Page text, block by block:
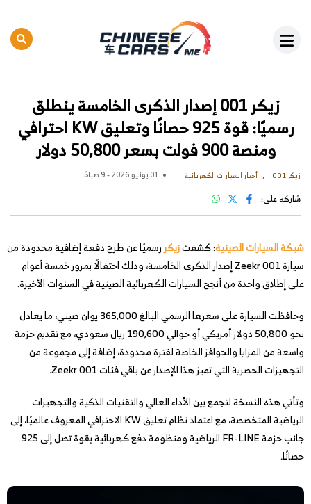
زيكر 001 إصدار الذكرى الخامسة ينطلق
رسميًا: قوة 925 حصانًا وتعليق KW احترافي
ومنصة 900 فولت بسعر 50,800 دولار
زيكر 001 أخبار السيارات الكهربائية 01 يونيو 2026 - 9 صباحًا
شاركه على:
شبكة السيارات الصينية: كشفتزيكر رسميًا عن طرح دفعة إضافية محدودة من
سيارة Zeekr 001 إصدار الذكرى الخامسة، وذلك احتفالًا بمرور خمسة أعوام
على إطلاق واحدة من أنجح السيارات الكهربائية الصينية في السنوات الأخيرة.
وحافظت السيارة على سعرها الرسمي البالغ 365,000 يوان صيني، ما يعادل
نحو 50,800 دولار أمريكي أو حوالي 190,600 ريال سعودي، مع تقديم حزمة
واسعة من المزايا والحوافز الخاصة لفترة محدودة، إضافة إلى مجموعة من
التجهيزات الحصرية التي تميز هذا الإصدار عن باقي فئات Zeekr 001.
وتأتي هذه النسخة لتجمع بين الأداء العالي والتقنيات الذكية والتجهيزات
الرياضية المتخصصة، مع اعتماد نظام تعليق KW الاحترافي المعروف عالميًا، إلى
جانب حزمة FR-LINE الرياضية ومنظومة دفع كهربائية بقوة تصل إلى 925
حصانًا.